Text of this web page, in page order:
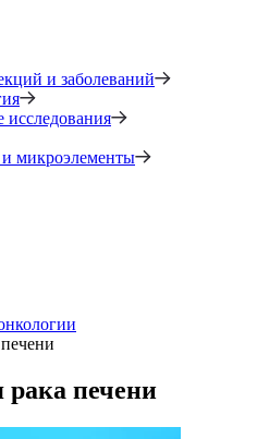
и заболеваний
микроэлементы
рака печени